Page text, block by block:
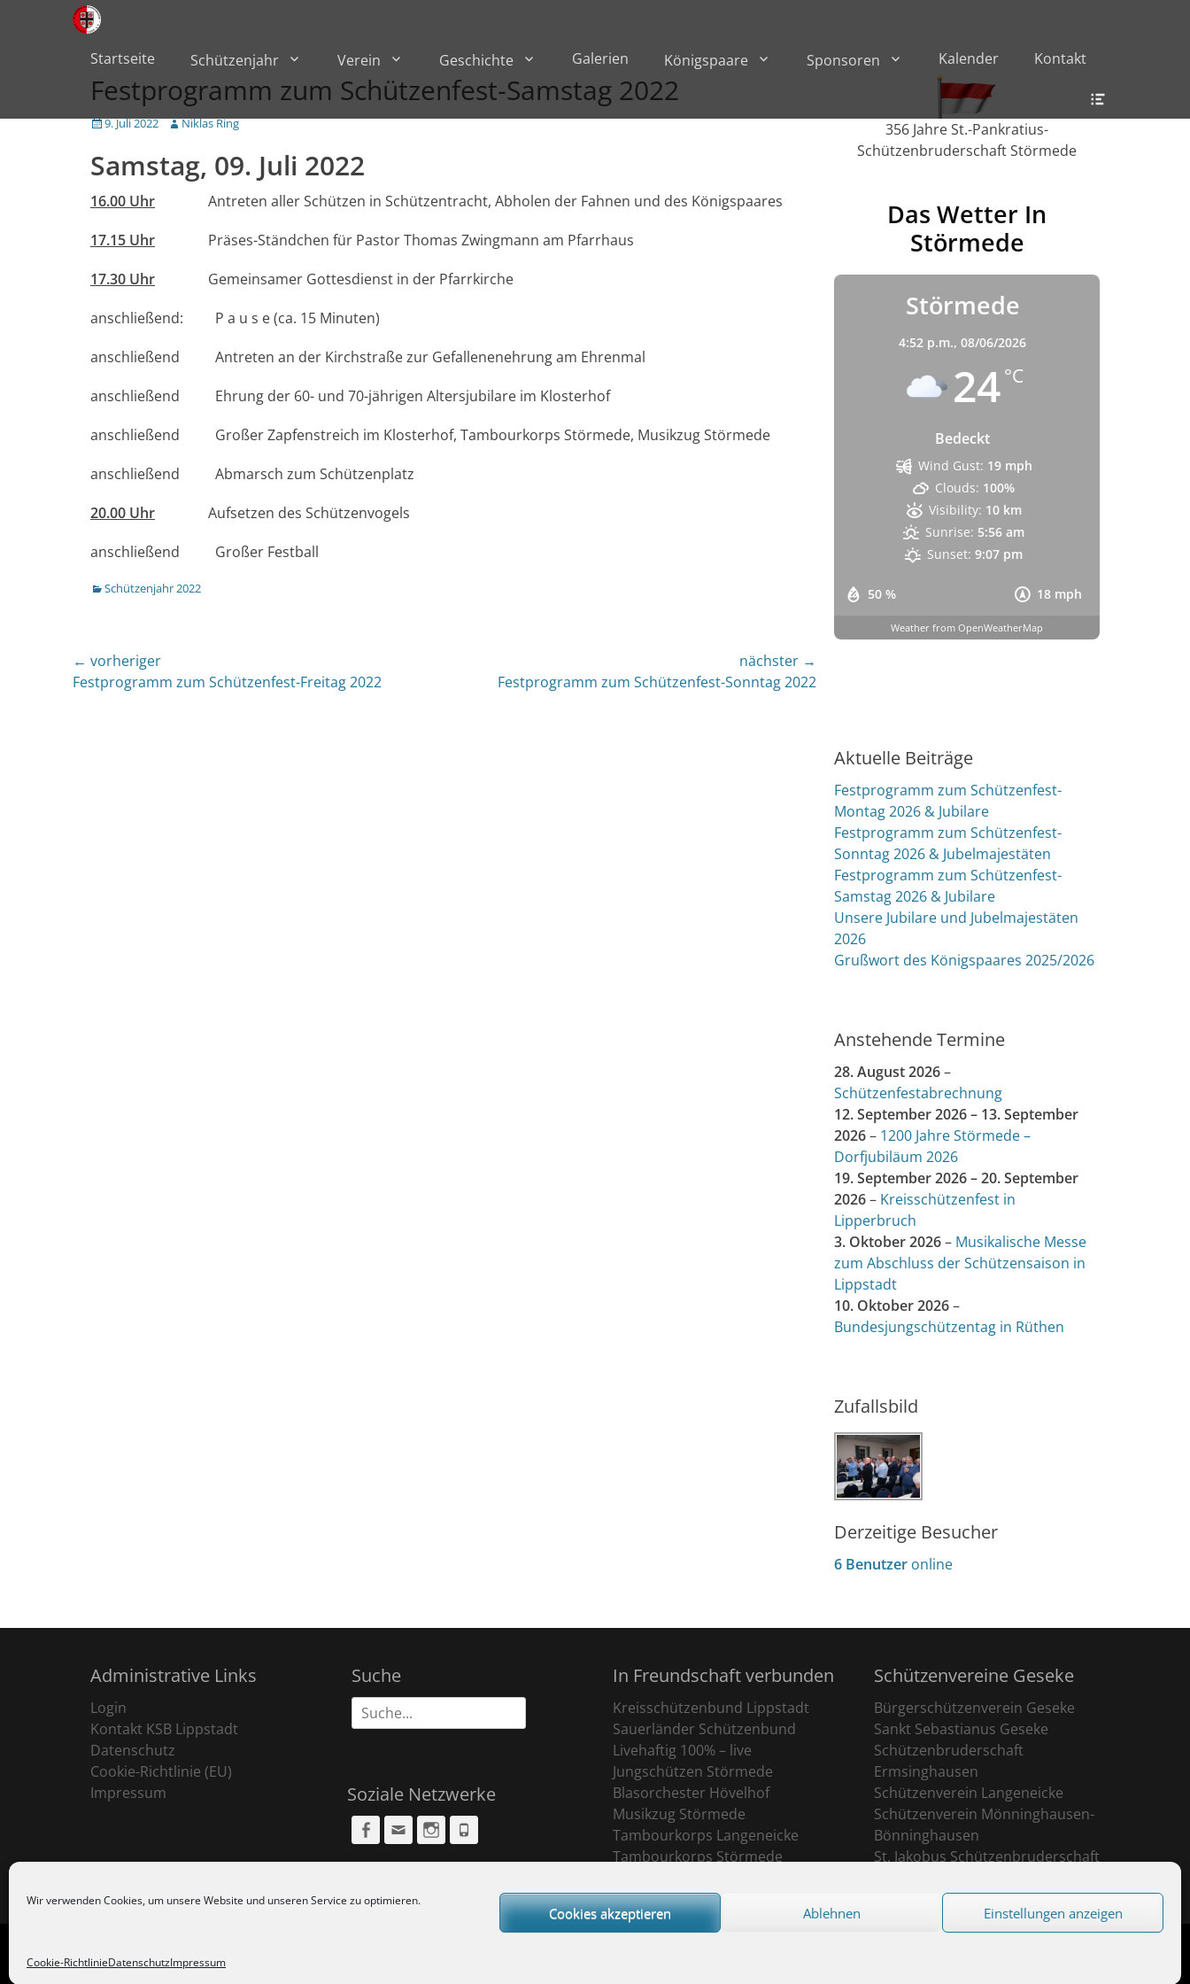
Wir verwenden Cookies, um unsere Website und unseren Service zu optimieren.
Cookies akzeptieren Ablehnen Einstellungen anzeigen
Cookie-RichtlinieDatenschutzImpressum
zum
Inhalt
überspringen
Primärmenü
Startseite Schützenjahr Verein Geschichte Galerien Königspaare Sponsoren Kalender Kontakt
Festprogramm zum Schützenfest-Samstag 2022
Veröffentlicht
9. Juli 2022 Author
Niklas Ring
Samstag, 09. Juli 2022
16.00 Uhr Antreten aller Schützen in Schützentracht, Abholen der Fahnen und des Königspaares
17.15 Uhr Präses-Ständchen für Pastor Thomas Zwingmann am Pfarrhaus
17.30 Uhr Gemeinsamer Gottesdienst in der Pfarrkirche
anschließend: P a u s e (ca. 15 Minuten)
anschließend Antreten an der Kirchstraße zur Gefallenenehrung am Ehrenmal
anschließend Ehrung der 60- und 70-jährigen Altersjubilare im Klosterhof
anschließend Großer Zapfenstreich im Klosterhof, Tambourkorps Störmede, Musikzug Störmede
anschließend Abmarsch zum Schützenplatz
20.00 Uhr Aufsetzen des Schützenvogels
anschließend Großer Festball
Kategorien
Schützenjahr 2022
Beitragsnavigation
← vorheriger
Vorheriger
Festprogramm zum Schützenfest-Freitag 2022
nächster →
nächsterFestprogramm zum Schützenfest-Sonntag 2022
356 Jahre St.-Pankratius-
Schützenbruderschaft Störmede
Das Wetter In
Störmede
Störmede
4:52 p.m., 08/06/2026
24°C
Bedeckt
50 % 18 mph
Wind Gust: 19 mph
Clouds: 100%
Visibility: 10 km
Sunrise: 5:56 am
Sunset: 9:07 pm
Weather from OpenWeatherMap
Aktuelle Beiträge
Festprogramm zum Schützenfest-
Montag 2026 & Jubilare
Festprogramm zum Schützenfest-
Sonntag 2026 & Jubelmajestäten
Festprogramm zum Schützenfest-
Samstag 2026 & Jubilare
Unsere Jubilare und Jubelmajestäten
2026
Grußwort des Königspaares 2025/2026
Anstehende Termine
28. August 2026–
Schützenfestabrechnung
12. September 2026– 13. September
2026– 1200 Jahre Störmede –
Dorfjubiläum 2026
19. September 2026–20. September
2026– Kreisschützenfest in
Lipperbruch
3. Oktober 2026– Musikalische Messe
zum Abschluss der Schützensaison in
Lippstadt
10. Oktober 2026–
Bundesjungschützentag in Rüthen
Zufallsbild
Derzeitige Besucher
6 Benutzer online
Administrative Links
Login
Kontakt KSB Lippstadt
Datenschutz
Cookie-Richtlinie (EU)
Impressum
Suche
Suche
nach:
Soziale Netzwerke
Facebook
Email Instagram
In Freundschaft verbunden
Kreisschützenbund Lippstadt
Sauerländer Schützenbund
Livehaftig 100% – live
Jungschützen Störmede
Blasorchester Hövelhof
Musikzug Störmede
Tambourkorps Langeneicke
Tambourkorps Störmede
Schützenvereine Geseke
Bürgerschützenverein Geseke
Sankt Sebastianus Geseke
Schützenbruderschaft
Ermsinghausen
Schützenverein Langeneicke
Schützenverein Mönninghausen-
Bönninghausen
St. Jakobus Schützenbruderschaft